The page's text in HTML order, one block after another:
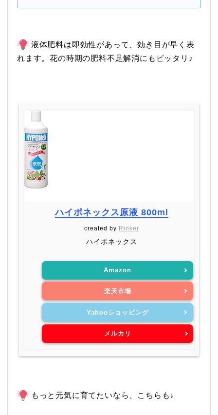
液体肥料は即効性があって、効き目が早く表
れます。花の時期の肥料不足解消にもピッタリ♪
ハイポネックス原液 800ml
created by Rinker
ハイポネックス
Amazon
楽天市場
Yahooショッピング
メルカリ
もっと元気に育てたいなら、こちらも↓